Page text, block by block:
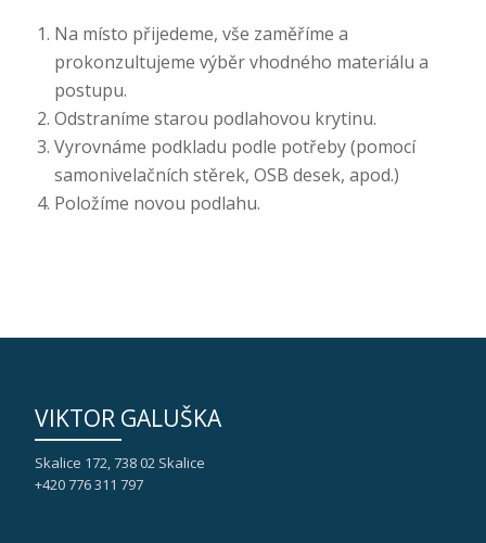
Na místo přijedeme, vše zaměříme a
prokonzultujeme výběr vhodného materiálu a
postupu.
Odstraníme starou podlahovou krytinu.
Vyrovnáme podkladu podle potřeby (pomocí
samonivelačních stěrek, OSB desek, apod.)
Položíme novou podlahu.
VIKTOR GALUŠKA
Skalice 172, 738 02 Skalice
+420 776 311 797